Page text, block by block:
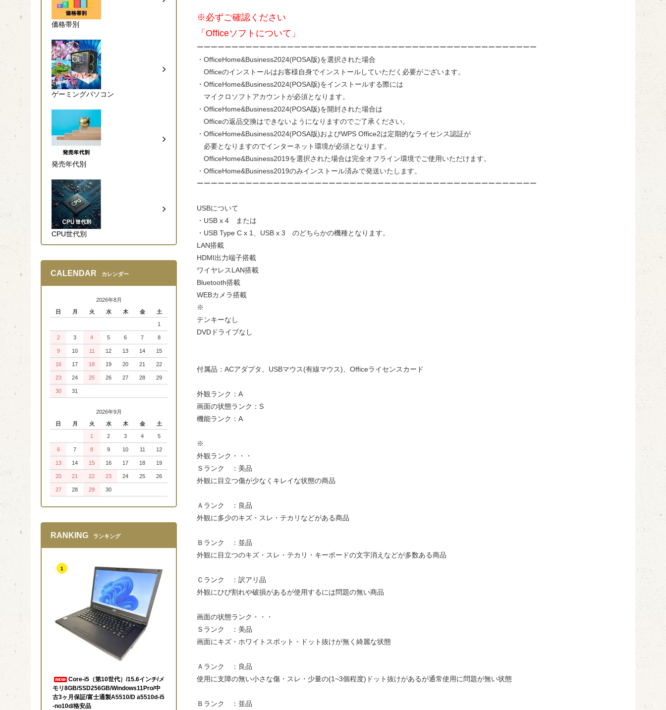
※必ずご確認ください
「Officeソフトについて」
ーーーーーーーーーーーーーーーーーーーーーーーーーーーーーーーーーーーーーーーーーーーーーーーーー
・OfficeHome&Business2024(POSA版)を選択された場合
Officeのインストールはお客様自身でインストールしていただく必要がございます。
・OfficeHome&Business2024(POSA版)をインストールする際には
マイクロソフトアカウントが必須となります。
・OfficeHome&Business2024(POSA版)を開封された場合は
Officeの返品交換はできないようになりますのでご了承ください。
・OfficeHome&Business2024(POSA版)およびWPS Office2は定期的なライセンス認証が
必要となりますのでインターネット環境が必須となります。
OfficeHome&Business2019を選択された場合は完全オフライン環境でご使用いただけます。
・OfficeHome&Business2019のみインストール済みで発送いたします。
ーーーーーーーーーーーーーーーーーーーーーーーーーーーーーーーーーーーーーーーーーーーーーーーーー
USBについて
・USB x 4 または
・USB Type C x 1、USB x 3 のどちらかの機種となります。
LAN搭載
HDMI出力端子搭載
ワイヤレスLAN搭載
Bluetooth搭載
WEBカメラ搭載
※
テンキーなし
DVDドライブなし
付属品：ACアダプタ、USBマウス(有線マウス)、Officeライセンスカード
外観ランク：A
画面の状態ランク：S
機能ランク：A
※
外観ランク・・・
Ｓランク ：美品
外観に目立つ傷が少なくキレイな状態の商品
Ａランク ：良品
外観に多少のキズ・スレ・テカリなどがある商品
Ｂランク ：並品
外観に目立つのキズ・スレ・テカリ・キーボードの文字消えなどが多数ある商品
Ｃランク ：訳アリ品
外観にひび割れや破損があるが使用するには問題の無い商品
画面の状態ランク・・・
Ｓランク ：美品
画面にキズ・ホワイトスポット・ドット抜けが無く綺麗な状態
Ａランク ：良品
使用に支障の無い小さな傷・スレ・少量の(1~3個程度)ドット抜けがあるが通常使用に問題が無い状態
Ｂランク ：並品
価格帯別
ゲーミングパソコン
発売年代別
CPU世代別
CALENDAR カレンダー
2026年8月
日
月 火 水 木 金 土
1
2 3 4 5 6 7 8
9 10 11 12 13 14 15
16 17 18 19 20 21 22
23 24 25 26 27 28 29
30 31
2026年9月
日
月 火 水 木 金 土
1 2 3 4 5
6 7 8 9 10 11 12
13 14 15 16 17 18 19
20 21 22 23 24 25 26
27 28 29 30
RANKING ランキング
1
Core-i5（第10世代）/15.6インチ/メ
モリ8GB/SSD256GB/Windows11Pro/中
古3ヶ月保証/富士通製A5510/D a5510d-i5
-no10d/格安品